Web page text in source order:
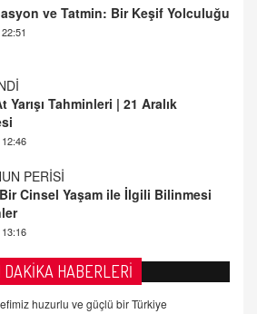
Yarışı Tahminleri | 21 Aralık
PERİSİ
Cinsel Yaşam ile İlgili Bilinmesi
Salı 00:11
CAN DOĞAN
korunması ve dijital hukukun
DAKİKA HABERLERİ
huzurlu ve güçlü bir Türkiye